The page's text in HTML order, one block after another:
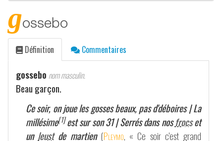
gossebo
Définition Commentaires
gossebo nom masculin.
Beau garçon.
Ce soir, on joue les gosses beaux, pas d'déboires | La
millésime[1]est sur son 31 | Serrés dans nosfrocset
un leustde martien (Pleymo, « Ce soir c'est grand